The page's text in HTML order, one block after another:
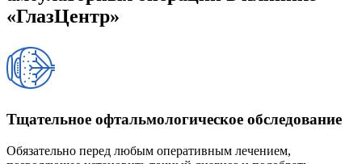
«ГлазЦентр»
Тщательное офтальмологическое обследование
Обязательно перед любым оперативным лечением,